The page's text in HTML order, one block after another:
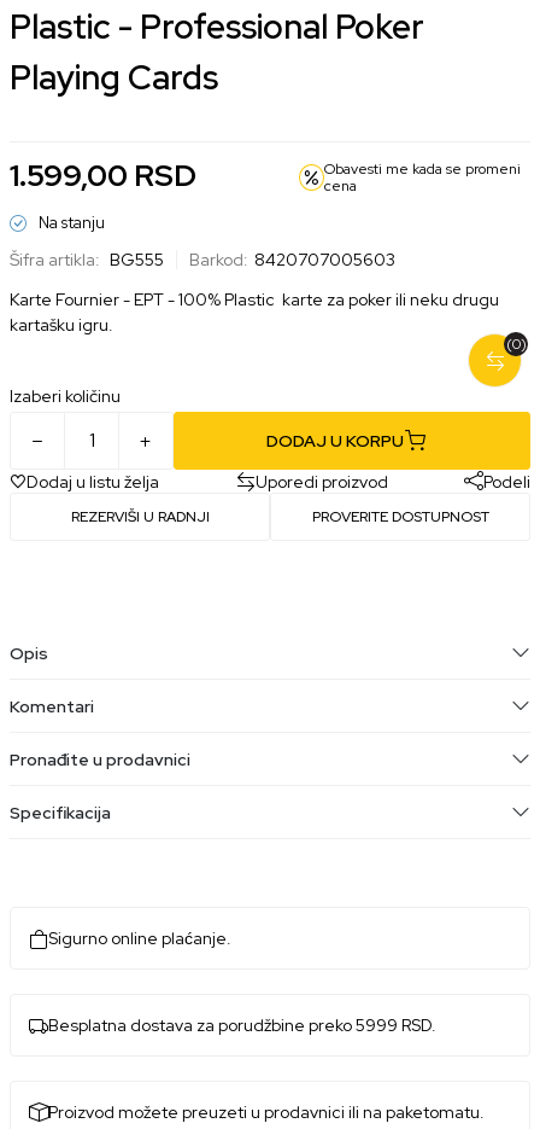
Plastic - Professional Poker
Playing Cards
1.599,00 RSD
Obavesti me kada se promeni
cena
Na stanju
Šifra artikla: BG555 Barkod: 8420707005603
Karte Fournier - EPT - 100% Plastic karte za poker ili neku drugu
kartašku igru.
Izaberi količinu
DODAJ U KORPU
Dodaj u listu želja
Uporedi proizvod Podeli
REZERVIŠI U RADNJI PROVERITE DOSTUPNOST
(0)
Opis
Komentari
Pronađite u prodavnici
Specifikacija
Sigurno online plaćanje.
Besplatna dostava za porudžbine preko 5999 RSD.
Proizvod možete preuzeti u prodavnici ili na paketomatu.